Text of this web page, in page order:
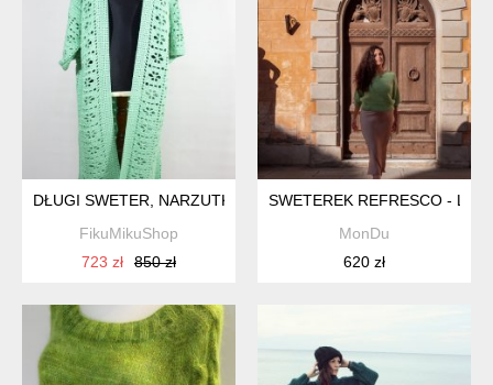
DŁUGI SWETER, NARZUTKA III
FikuMikuShop
723 zł
850 zł
SWETEREK REFRESCO -
MonDu
620 zł